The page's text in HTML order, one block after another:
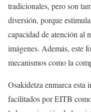
tradicionales, pero son
diversión, porque
capacidad de atención al
imágenes. Además, este
mecanismos como la
Osakidetza enmarca
facilitados por EITB